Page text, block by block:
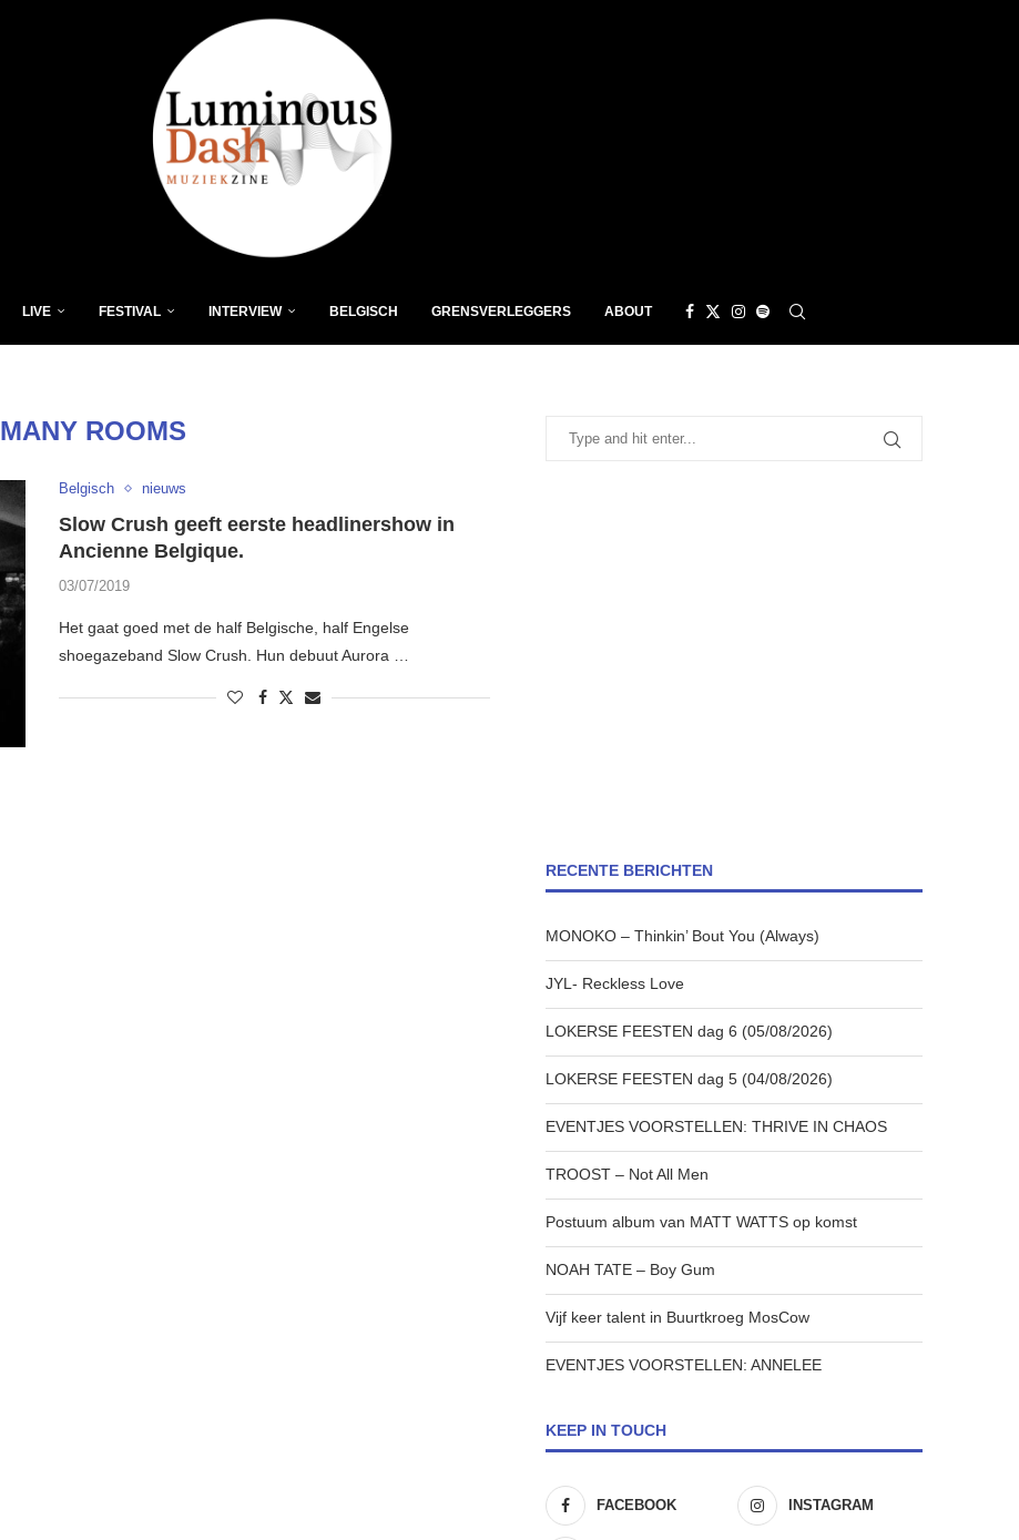
LIVE FESTIVAL INTERVIEW BELGISCH GRENSVERLEGGERS ABOUT
MANY ROOMS
Belgisch nieuws
Slow Crush geeft eerste headlinershow in
Ancienne Belgique.
03/07/2019
Het gaat goed met de half Belgische, half Engelse
shoegazeband Slow Crush. Hun debuut Aurora …
RECENTE BERICHTEN
MONOKO – Thinkin’ Bout You (Always)
JYL- Reckless Love
LOKERSE FEESTEN dag 6 (05/08/2026)
LOKERSE FEESTEN dag 5 (04/08/2026)
EVENTJES VOORSTELLEN: THRIVE IN CHAOS
TROOST – Not All Men
Postuum album van MATT WATTS op komst
NOAH TATE – Boy Gum
Vijf keer talent in Buurtkroeg MosCow
EVENTJES VOORSTELLEN: ANNELEE
KEEP IN TOUCH
FACEBOOK INSTAGRAM